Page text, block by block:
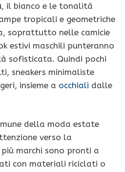
, il bianco e le tonalità
tropicali e geometriche
soprattutto nelle camicie
estivi maschili punteranno
sofisticata. Quindi pochi
sneakers minimaliste
insieme a occhiali dalle
della moda estate
verso la
più marchi sono pronti a
con materiali riciclati o